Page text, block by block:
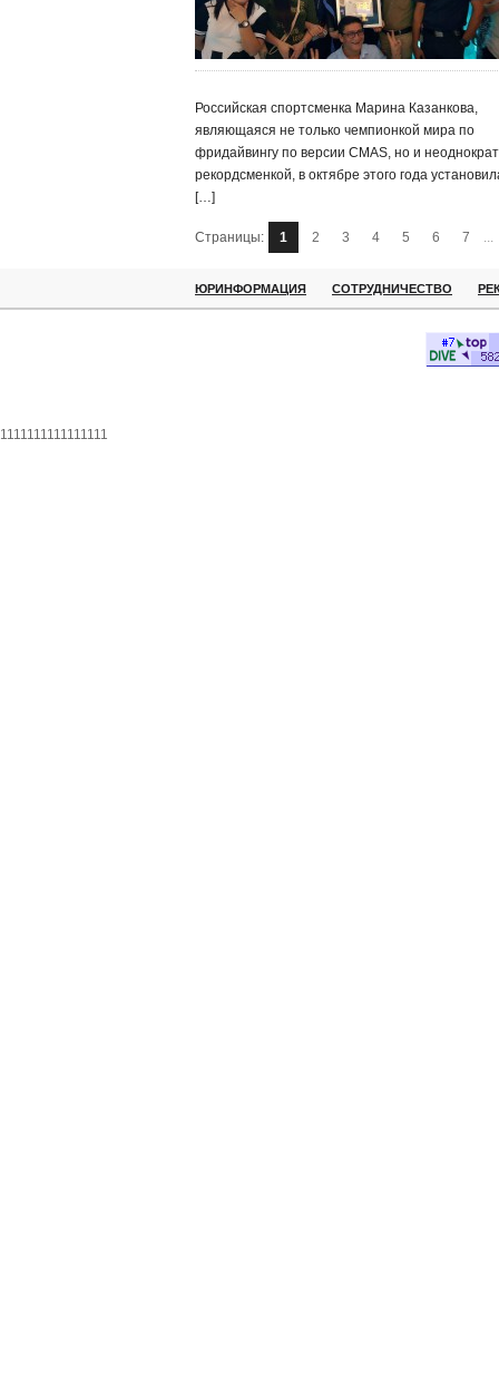
Российская спортсменка Марина Казанкова,
являющаяся не только чемпионкой мира по
фридайвингу по версии CMAS, но и
рекордсменкой, в октябре этого года
[…]
Страницы: 1 2 3 4 5 6 7 ...
ЮРИНФОРМАЦИЯ СОТРУДНИЧЕСТВО
1111111111111111